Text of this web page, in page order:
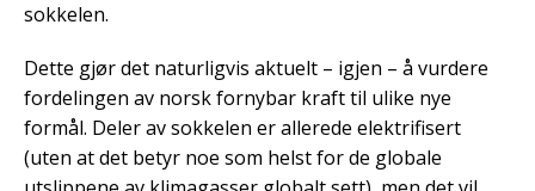
sokkelen.
Dette gjør det naturligvis aktuelt – igjen – å vurdere
fordelingen av norsk fornybar kraft til ulike nye
formål. Deler av sokkelen er allerede elektrifisert
(uten at det betyr noe som helst for de globale